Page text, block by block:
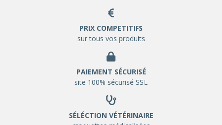
PRIX COMPETITIFS
sur tous vos produits
PAIEMENT SÉCURISÉ
site 100% sécurisé SSL
SÉLÉCTION VÉTÉRINAIRE